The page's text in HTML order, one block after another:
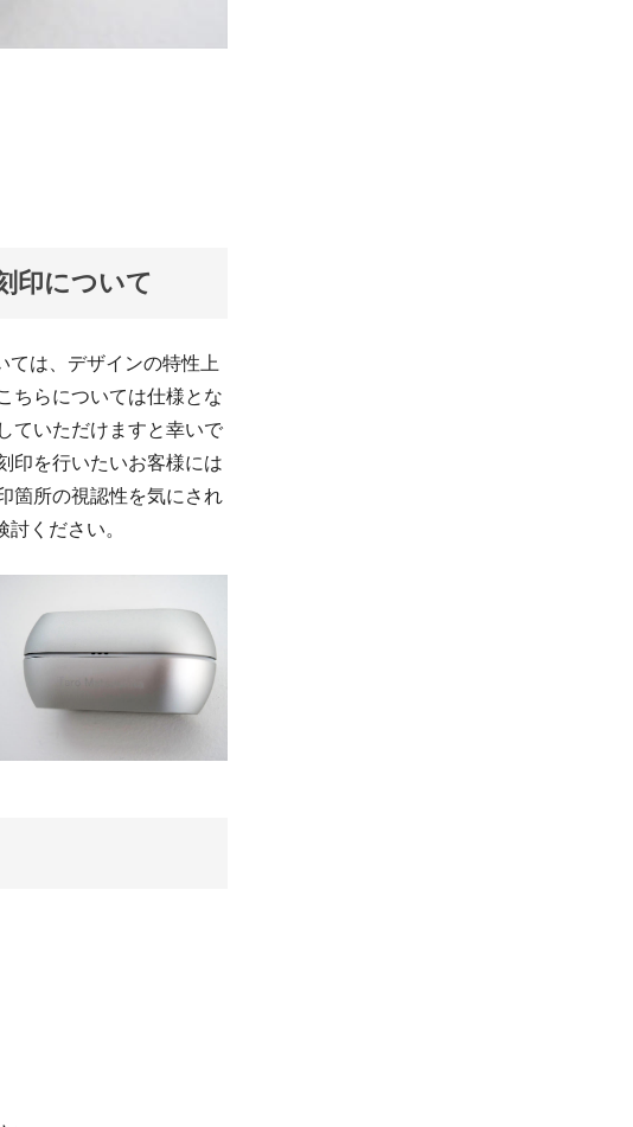
印について
ては、デザインの特性上
ちらについては仕様とな
ていただけますと幸いで
印を行いたいお客様には
箇所の視認性を気にされ
ください。